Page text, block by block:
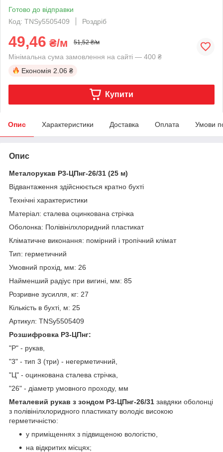
Готово до відправки
Код: TNSy5505409
Роздріб
49,46 ₴/м 51,52 ₴/м
Мінімальна сума замовлення на сайті — 400 ₴
Економія 2.06 ₴
Купити
Опис Характеристики Доставка Оплата Умови
Опис
Металорукав Р3-ЦПнг-26/31 (25 м)
Відвантаження здійснюється кратно бухті
Технічні характеристики
Матеріал: сталева оцинкована стрічка
Оболонка: Полівінілхлоридний пластикат
Кліматичне виконання: помірний і тропічний клімат
Тип: герметичний
Умовний прохід, мм: 26
Найменший радіус при вигині, мм: 85
Розривне зусилля, кг: 27
Кількість в бухті, м: 25
Артикул: TNSy5505409
Розшифровка Р3-ЦПнг:
"Р" - рукав,
"3" - тип 3 (три) - негерметичний,
"Ц" - оцинкована сталева стрічка,
"26" - діаметр умовного проходу, мм
Металевий рукав з зондом Р3-ЦПнг-26/31 завдяки оболонці
з полівінілхлоридного пластикату володіє високою
герметичністю:
у приміщеннях з підвищеною вологістю,
на відкритих місцях;